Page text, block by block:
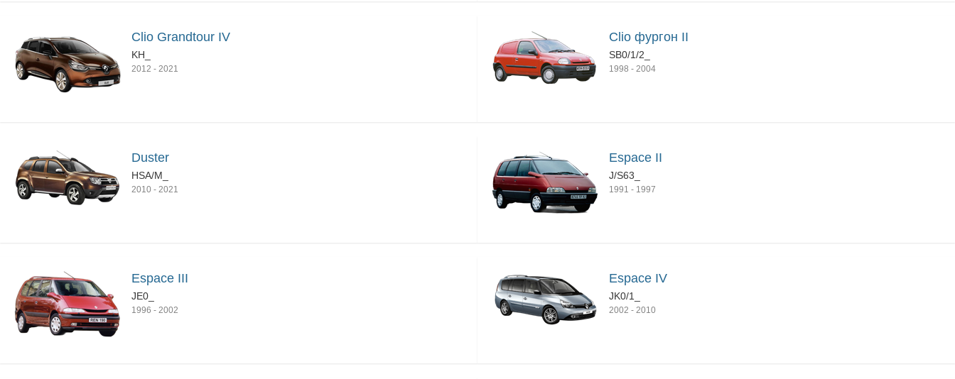
Clio Grandtour IV
KH_
2012 - 2021
Clio фургон II
SB0/1/2_
1998 - 2004
Duster
HSA/M_
2010 - 2021
Espace II
J/S63_
1991 - 1997
Espace III
JE0_
1996 - 2002
Espace IV
JK0/1_
2002 - 2010